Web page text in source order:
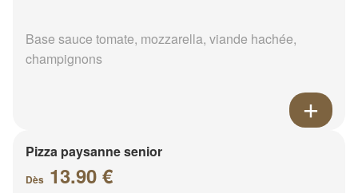
Base sauce tomate, mozzarella, viande hachée,
champignons
Pizza paysanne senior
Dès 13.90 €